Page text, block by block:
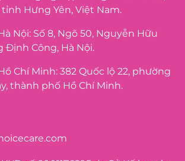
tỉnh Hưng Yên, Việt Nam.
Nội: Số 8, Ngõ 50, Nguyễn Hữu
Định Công, Hà Nội.
Chí Minh: 382 Quốc lộ 22, phường
thành phố Hồ Chí Minh.